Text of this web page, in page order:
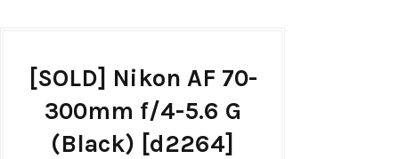
[SOLD] Nikon AF 70-
300mm f/4-5.6 G
(Black) [d2264]